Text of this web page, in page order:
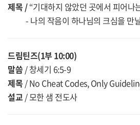
제목 /“기대하지 않았던 곳에서 피어나
- 나의 작음이 하나님의 크심을 만
드림틴즈(1부 10:00)
말씀 / 창세기 6:5-9
제목 / No Cheat Codes, Only
설교 / 모한 샘 전도사